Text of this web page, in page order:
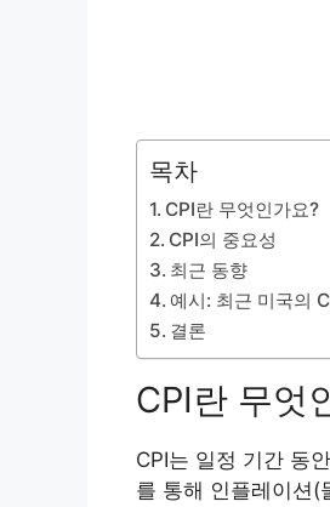
목차
CPI란 무엇인가요?
CPI의 중요성
최근 동향
예시: 최근 미국의
결론
CPI란 무엇
CPI는 일정 기간 동
를 통해 인플레이션(